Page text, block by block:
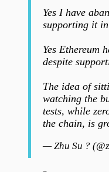
Yes I have
supporting it
Yes Ethereum
despite
The idea of
watching the
tests, while
the chain, is
— Zhu Su ?